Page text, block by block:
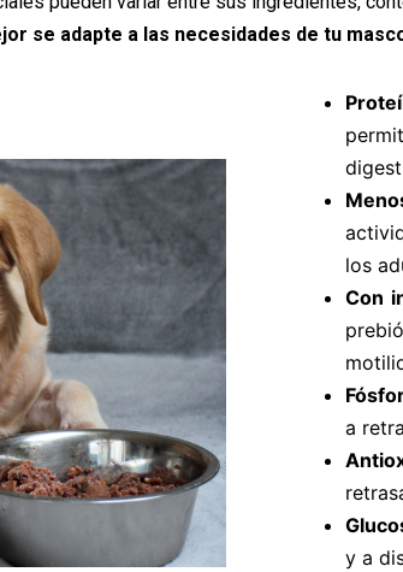
se adapte a las necesidades de tu
los
Con
a
y a